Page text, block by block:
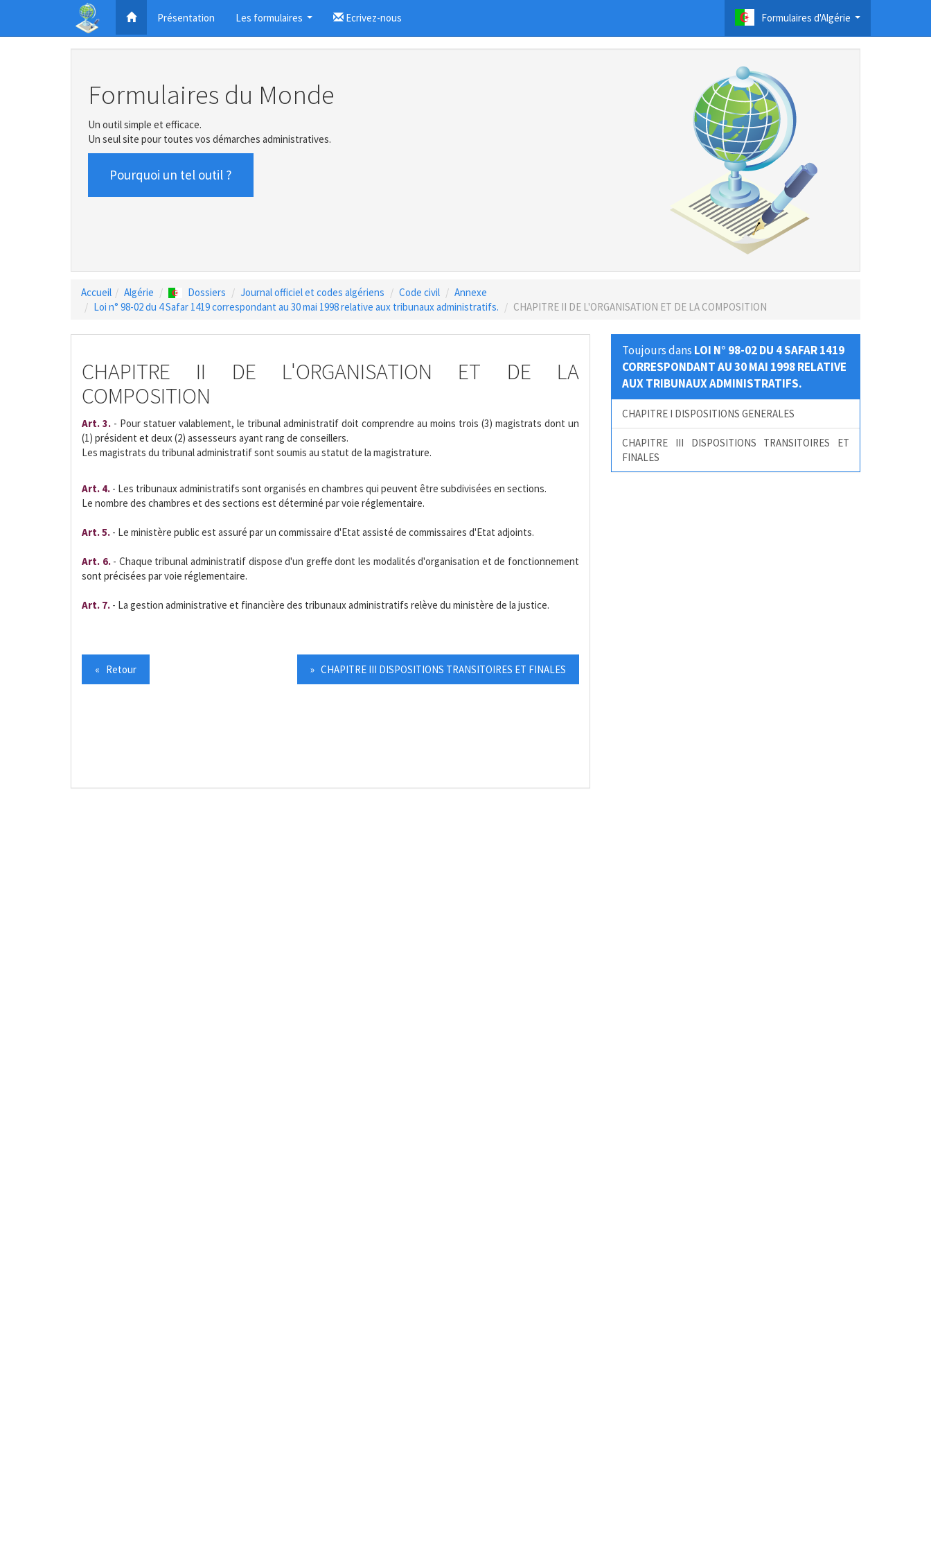
Présentation Les formulaires Ecrivez-nous Formulaires d'Algérie
Formulaires du Monde
Un outil simple et efficace.
Un seul site pour toutes vos démarches administratives.
Pourquoi un tel outil ?
Accueil Algérie Dossiers Journal officiel et codes algériens Code civil
Annexe
Loi n° 98-02 du 4 Safar 1419 correspondant au 30 mai 1998 relative aux tribunaux administratifs.
CHAPITRE II DE L'ORGANISATION ET DE LA COMPOSITION
CHAPITRE II DE L'ORGANISATION ET DE LA
COMPOSITION
Art. 3. - Pour statuer valablement, le tribunal administratif doit comprendre au moins trois (3) magistrats dont un
(1) président et deux (2) assesseurs ayant rang de conseillers.
Les magistrats du tribunal administratif sont soumis au statut de la magistrature.
Art. 4. - Les tribunaux administratifs sont organisés en chambres qui peuvent être subdivisées en sections.
Le nombre des chambres et des sections est déterminé par voie réglementaire.
Art. 5. - Le ministère public est assuré par un commissaire d'Etat assisté de commissaires d'Etat adjoints.
Art. 6.- Chaque tribunal administratif dispose d'un greffe dont les modalités d'organisation et de fonctionnement
sont précisées par voie réglementaire.
Art. 7. - La gestion administrative et financière des tribunaux administratifs relève du ministère de la justice.
« Retour » CHAPITRE III DISPOSITIONS TRANSITOIRES ET FINALES
Toujours dans LOI N° 98-02 DU 4 SAFAR 1419
CORRESPONDANT AU 30 MAI 1998 RELATIVE
AUX TRIBUNAUX ADMINISTRATIFS.
CHAPITRE I DISPOSITIONS GENERALES
CHAPITRE III DISPOSITIONS TRANSITOIRES ET
FINALES